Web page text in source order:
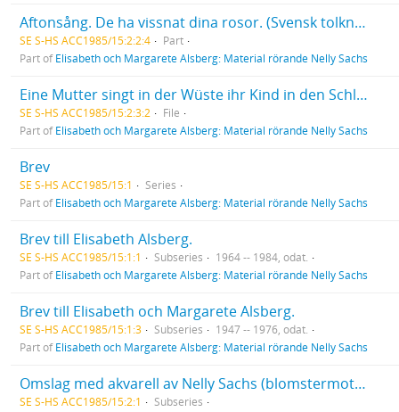
Aftonsång. De ha vissnat dina rosor. (Svensk tolkning av Johannes Edfelt).
SE S-HS ACC1985/15:2:2:4
Part
Part ofElisabeth och Margarete Alsberg: Material rörande Nelly Sachs
Eine Mutter singt in der Wüste ihr Kind in den Schlaf. Der Sand brennt nicht nicht mehr.
SE S-HS ACC1985/15:2:3:2
File
Part ofElisabeth och Margarete Alsberg: Material rörande Nelly Sachs
Brev
SE S-HS ACC1985/15:1
Series
Part ofElisabeth och Margarete Alsberg: Material rörande Nelly Sachs
Brev till Elisabeth Alsberg.
SE S-HS ACC1985/15:1:1 Subseries
1964 -- 1984, odat.
Part ofElisabeth och Margarete Alsberg: Material rörande Nelly Sachs
Brev till Elisabeth och Margarete Alsberg.
SE S-HS ACC1985/15:1:3 Subseries
1947 -- 1976, odat.
Part ofElisabeth och Margarete Alsberg: Material rörande Nelly Sachs
Omslag med akvarell av Nelly Sachs (blomstermotiv). Med dedikation på ett löst blad till Grete Alsberg: "Diese kleine Sommerblumenpinselei mögen Ihnen unsere innigsten Wünsche bringen. Ihre Li Sachs".
SE S-HS ACC1985/15:2:1
Subseries